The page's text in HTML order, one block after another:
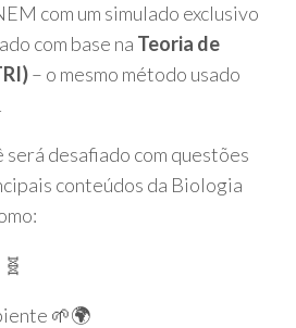
com um simulado exclusivo
com base na Teoria de
– o mesmo método usado
desafiado com questões
conteúdos da Biologia
🌱🌍